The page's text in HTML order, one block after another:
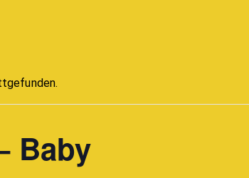
Baby